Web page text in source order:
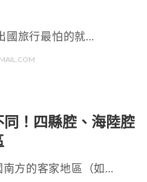
國旅行最怕的就…
！四縣腔、海陸腔
南方的客家地區（如…